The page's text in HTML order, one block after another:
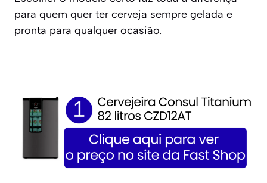
para quem quer ter cerveja sempre gelada e
pronta para qualquer ocasião.